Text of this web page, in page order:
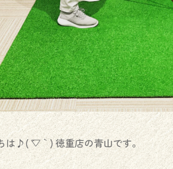
は♪( ´▽｀) 徳重店の青山です。